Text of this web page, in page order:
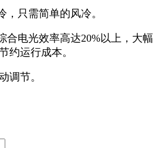
，只需简单的风冷。
合电光效率高达20%以上，大幅
约运行成本。
调节。